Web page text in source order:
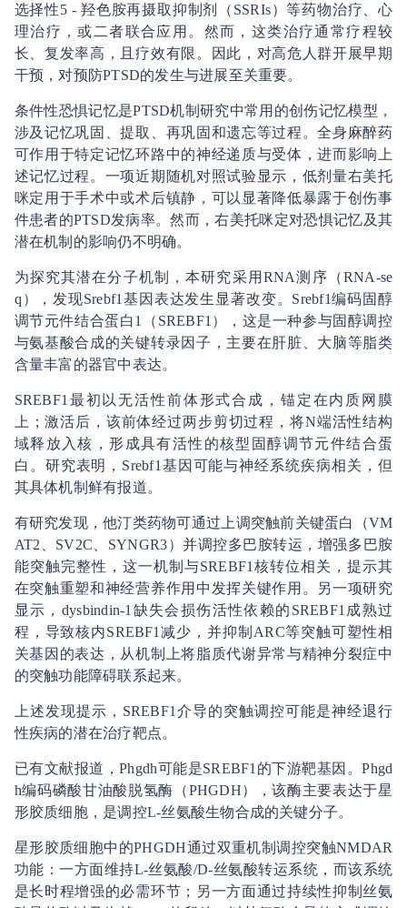
选择性5 - 羟色胺再摄取抑制剂（SSRIs）等药物治疗、心
理治疗，或二者联合应用。然而，这类治疗通常疗程较
长、复发率高，且疗效有限。因此，对高危人群开展早期
干预，对预防PTSD的发生与进展至关重要。
条件性恐惧记忆是PTSD机制研究中常用的创伤记忆模型，
涉及记忆巩固、提取、再巩固和遗忘等过程。全身麻醉药
可作用于特定记忆环路中的神经递质与受体，进而影响上
述记忆过程。一项近期随机对照试验显示，低剂量右美托
咪定用于手术中或术后镇静，可以显著降低暴露于创伤事
件患者的PTSD发病率。然而，右美托咪定对恐惧记忆及其
潜在机制的影响仍不明确。
为探究其潜在分子机制，本研究采用RNA测序（RNA-se
q），发现Srebf1基因表达发生显著改变。Srebf1编码固醇
调节元件结合蛋白1（SREBF1），这是一种参与固醇调控
与氨基酸合成的关键转录因子，主要在肝脏、大脑等脂类
含量丰富的器官中表达。
SREBF1最初以无活性前体形式合成，锚定在内质网膜
上；激活后，该前体经过两步剪切过程，将N端活性结构
域释放入核，形成具有活性的核型固醇调节元件结合蛋
白。研究表明，Srebf1基因可能与神经系统疾病相关，但
其具体机制鲜有报道。
有研究发现，他汀类药物可通过上调突触前关键蛋白（VM
AT2、SV2C、SYNGR3）并调控多巴胺转运，增强多巴胺
能突触完整性，这一机制与SREBF1核转位相关，提示其
在突触重塑和神经营养作用中发挥关键作用。另一项研究
显示，dysbindin-1缺失会损伤活性依赖的SREBF1成熟过
程，导致核内SREBF1减少，并抑制ARC等突触可塑性相
关基因的表达，从机制上将脂质代谢异常与精神分裂症中
的突触功能障碍联系起来。
上述发现提示，SREBF1介导的突触调控可能是神经退行
性疾病的潜在治疗靶点。
已有文献报道，Phgdh可能是SREBF1的下游靶基因。Phgd
h编码磷酸甘油酸脱氢酶（PHGDH），该酶主要表达于星
形胶质细胞，是调控L-丝氨酸生物合成的关键分子。
星形胶质细胞中的PHGDH通过双重机制调控突触NMDAR
功能：一方面维持L-丝氨酸/D-丝氨酸转运系统，而该系统
是长时程增强的必需环节；另一方面通过持续性抑制丝氨